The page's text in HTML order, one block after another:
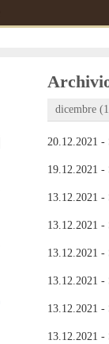
dicembre
20.12.2021 -
19.12.2021 -
13.12.2021 -
13.12.2021 -
13.12.2021 -
13.12.2021 -
13.12.2021 -
13.12.2021 -